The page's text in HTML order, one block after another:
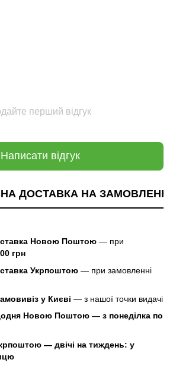
перший відгук
Написати відгук
ДОСТАВКА НА ЗАМОВЛЕННЯ
Новою Поштою — при
грн
Укрпоштою — при замовленні
у Києві — з нашої точки видачі
Новою Поштою — з понеділка по
— двічі на тиждень: у